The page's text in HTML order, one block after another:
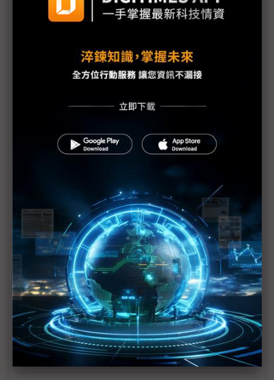
台美關稅與能源價格成兩大關鍵 尚騰看好2H26車市
朋程擴產搶攻高效車用元件市場 AI伺服器與HVDC
模組拚2027放量
規避關稅大打平價與豪奢雙戰線 中系電動車4月歐
裕融嚴陳莉蓮：汽車、出行與用車事業的協同發展
AI應用與綠能發展推動創新
回應232關稅優惠上路 東陽：對台灣汽車零件產業
新纖：地緣風險是危機也是轉機 三大布局推進成長
台美投資MOU關稅優惠先落地 汽車零組件15%、航
空零件迎近乎免稅
中資背景也能過關 Volvo獲白宮豁免可繼續在美賣
車
裕隆國產、外銷同步並進 嚴陳莉蓮：AI賦能強化核
心競爭力與轉型